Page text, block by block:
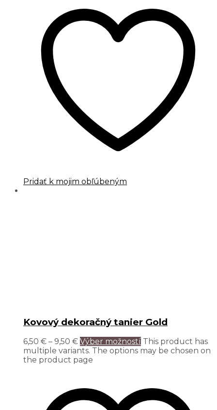
Pridať k mojim obľúbeným
Kovový dekoračný tanier Gold
6,50 € – 9,50 € Výber možností This product has
multiple variants. The options may be chosen on
the product page